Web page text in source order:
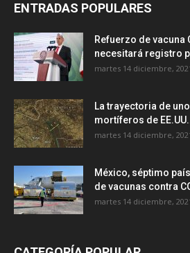
ENTRADAS POPULARES
Refuerzo de vacuna
necesitará registro
martes 14 diciembre,
La trayectoria de
mortíferos de
martes 14 diciembre,
México, séptimo
de vacunas contra
martes 14 diciembre,